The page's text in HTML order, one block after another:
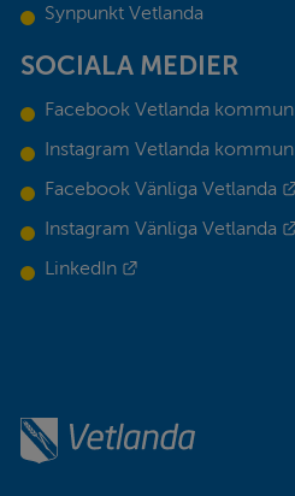
Synpunkt Vetlanda
SOCIALA MEDIER
Facebook Vetlanda kommun
Instagram Vetlanda kommun
Facebook Vänliga Vetlanda
Instagram Vänliga Vetlanda
LinkedIn